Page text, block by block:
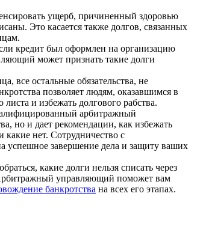
ущерб, причиненный здоровью
Это касается также долгов, связанных
кредит был оформлен на организацию
может признать такие долги
все остальные обязательства, не
позволяет людям, оказавшимся в
и избежать долгового рабства.
арбитражный
но и дает рекомендации, как избежать
нет. Сотрудничество с
успешное завершение дела и защиту ваших
какие долги нельзя списать через
управляющий поможет вам
банкротства на всех его этапах.